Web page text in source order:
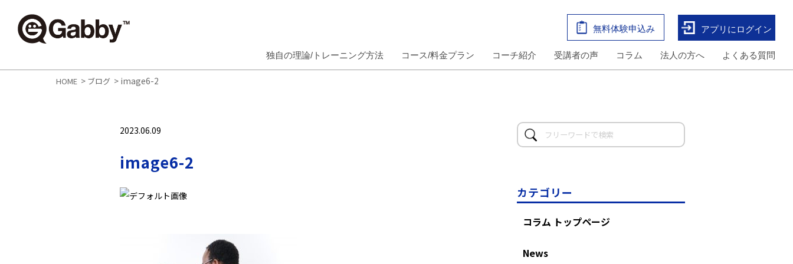
無料体験申込み アプリにログイン
独自の理論/トレーニング方法 コース/料金プラン コーチ紹介 受講者の声 コラム 法人の方へ よくある質問
HOME > ブログ > image6-2
2023.06.09
image6-2
カテゴリー
コラム トップページ
News